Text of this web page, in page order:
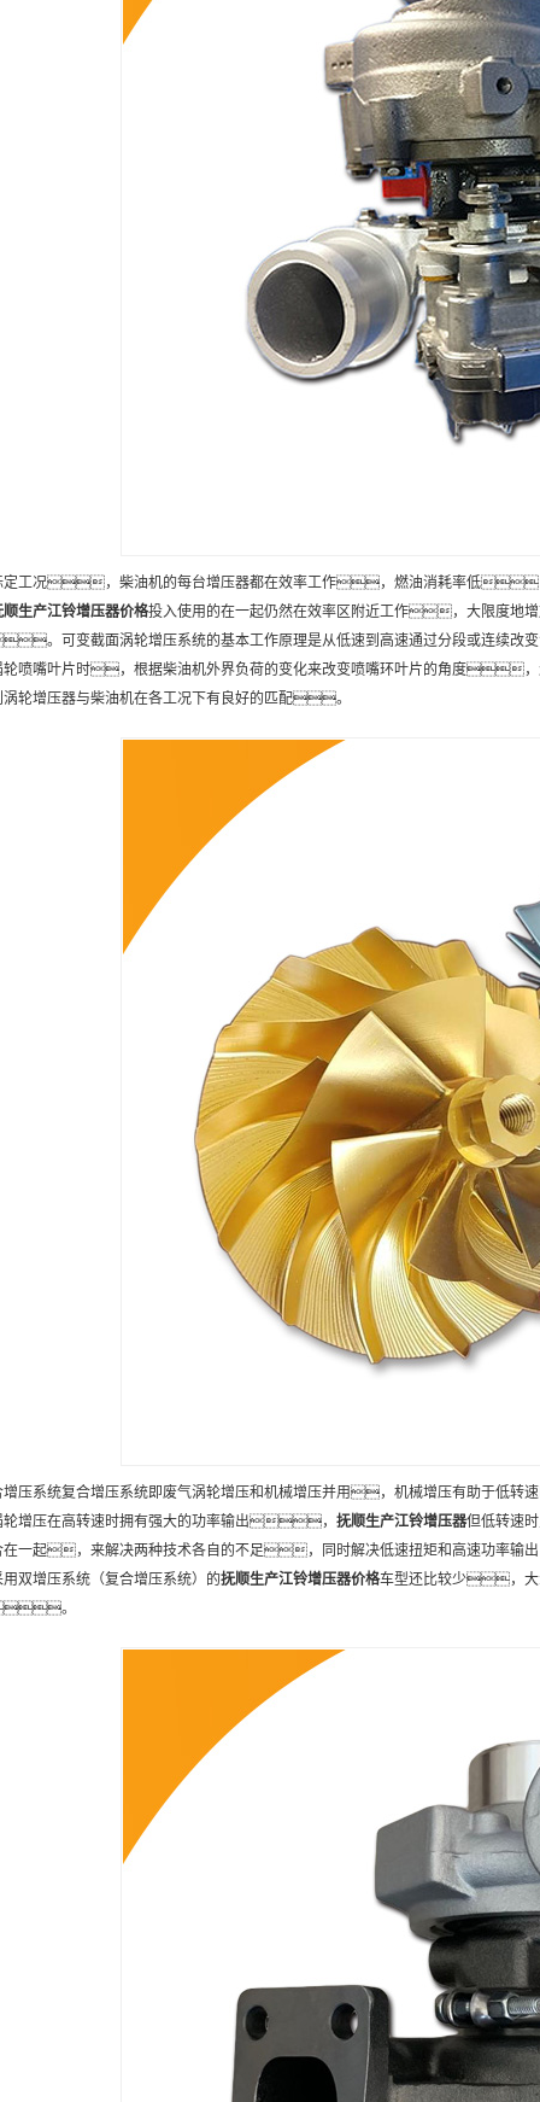
定工况，柴油机的每台增压器都在效率工作，燃油消耗率低
顺生产江铃增压器价格投入使用的在一起仍然在效率区附近工作，大限度地
。可变截面涡轮增压系统的基本工作原理是从低速到高速通过分段或连续
轮喷嘴叶片时，根据柴油机外界负荷的变化来改变喷嘴环叶片的角度，
涡轮增压器与柴油机在各工况下有良好的匹配。
增压系统复合增压系统即废气涡轮增压和机械增压并用，机械增压有助于
轮增压在高转速时拥有强大的功率输出， 抚顺生产江铃增压器但低转速
在一起，来解决两种技术各自的不足，同时解决低速扭矩和高速功率
用双增压系统（复合增压系统）的抚顺生产江铃增压器价格车型还比较少，大
。